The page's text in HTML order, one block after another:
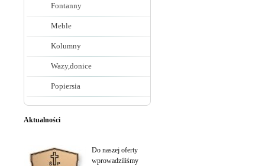
Fontanny
Meble
Kolumny
Wazy,donice
Popiersia
Aktualności
Do naszej oferty
wprowadziliśmy